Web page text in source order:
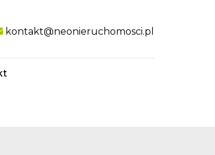
kontakt@neonieruchomosci.pl